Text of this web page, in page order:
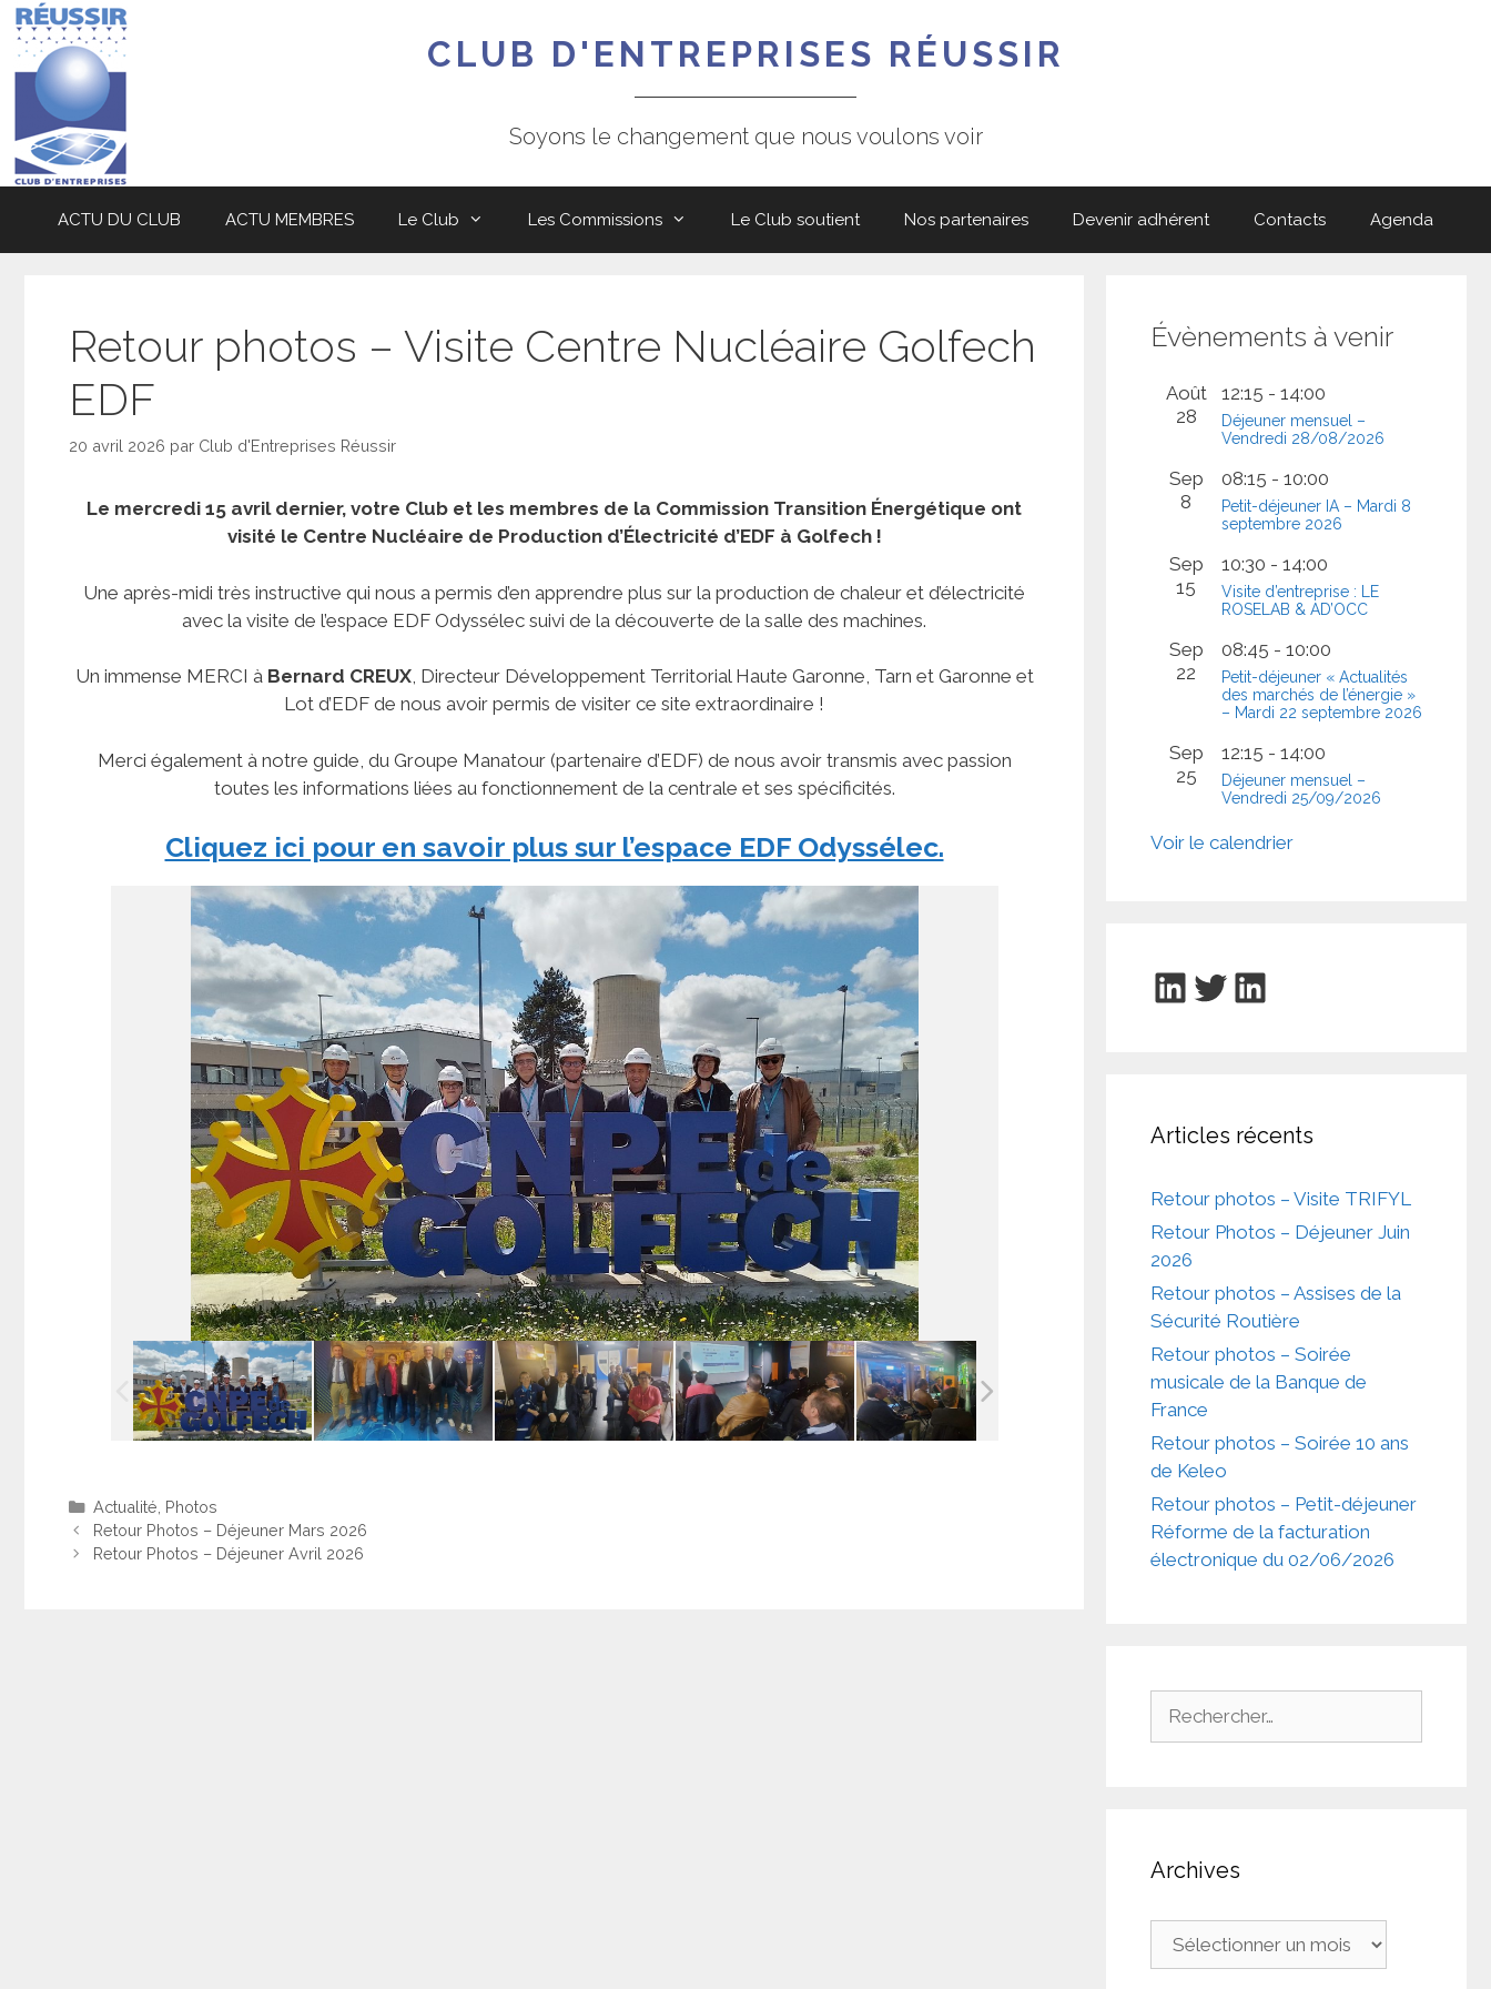
Aller
au
contenu
CLUB D'ENTREPRISES RÉUSSIR
Soyons le changement que nous voulons voir
ACTU DU CLUB ACTU MEMBRES Le Club Les Commissions Le Club soutient Nos partenaires Devenir adhérent Contacts Agenda
Retour photos – Visite Centre Nucléaire Golfech
EDF
20 avril 2026 par Club d'Entreprises Réussir
Le mercredi 15 avril dernier, votre Club et les membres de la Commission Transition Énergétique ont
visité le Centre Nucléaire de Production d’Électricité d’EDF à Golfech !
Une après-midi très instructive qui nous a permis d’en apprendre plus sur la production de chaleur et d’électricité
avec la visite de l’espace EDF Odyssélec suivi de la découverte de la salle des machines.
Un immense MERCI à Bernard CREUX, Directeur Développement Territorial Haute Garonne, Tarn et Garonne et
Lot d’EDF de nous avoir permis de visiter ce site extraordinaire !
Merci également à notre guide, du Groupe Manatour (partenaire d’EDF) de nous avoir transmis avec passion
toutes les informations liées au fonctionnement de la centrale et ses spécificités.
Cliquez ici pour en savoir plus sur l’espace EDF Odyssélec.
Catégories
Actualité Photos
Retour Photos – Déjeuner Mars 2026
Retour Photos – Déjeuner Avril 2026
Évènements à venir
Août
28
12:15 - 14:00
Déjeuner mensuel –
Vendredi 28/08/2026
Sep
8
08:15 - 10:00
Petit-déjeuner IA – Mardi 8
septembre 2026
Sep
15
10:30 - 14:00
Visite d’entreprise : LE
ROSELAB & AD’OCC
Sep
22
08:45 - 10:00
Petit-déjeuner « Actualités
des marchés de l’énergie »
– Mardi 22 septembre 2026
Sep
25
12:15 - 14:00
Déjeuner mensuel –
Vendredi 25/09/2026
Voir le calendrier
LinkedIn
Twitter
LinkedIn
Articles récents
Retour photos – Visite TRIFYL
Retour Photos – Déjeuner Juin
2026
Retour photos – Assises de la
Sécurité Routière
Retour photos – Soirée
musicale de la Banque de
France
Retour photos – Soirée 10 ans
de Keleo
Retour photos – Petit-déjeuner
Réforme de la facturation
électronique du 02/06/2026
Archives
Archives